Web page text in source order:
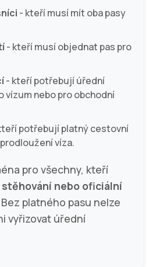
- kteří musí mít oba pasy
- kteří musí objednat pas pro
- kteří potřebují úřední
vízum nebo pro obchodní
potřebují platný cestovní
víza.
pro všechny, kteří
nebo oficiální
platného pasu nelze
vyřizovat úřední